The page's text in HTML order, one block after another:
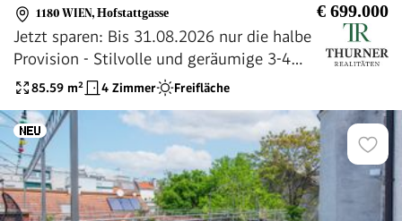
1180 WIEN, Hofstattgasse € 699.000
Jetzt sparen: Bis 31.08.2026 nur die halbe
Provision - Stilvolle und geräumige 3-4
Zimmer-Altbauwohnung mit Balkon, nahe
85.59 m² 4 Zimmer Freifläche